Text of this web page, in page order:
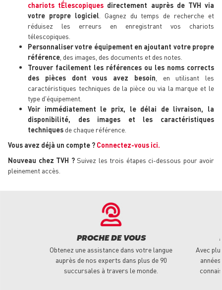
chariots tÉlescopiques directement auprès de TVH via
votre propre logiciel . Gagnez du temps de recherche et
réduisez les erreurs en enregistrant vos chariots
télescopiques.
Personnaliser votre équipement en ajoutant votre propre
référence , des images, des documents et des notes.
Trouver facilement les références ou les noms corrects
des pièces dont vous avez besoin , en utilisant les
caractéristiques techniques de la pièce ou via la marque et le
type d'équipement.
Voir immédiatement le prix, le délai de livraison, la
disponibilité, des images et les caractéristiques
techniques de chaque référence.
Vous avez déjà un compte ? Connectez-vous ici.
Nouveau chez TVH ?Suivez les trois étapes ci-dessous pour avoir
pleinement accès.
PROCHE DE VOUS
Obtenez une assistance dans votre langue
auprès de nos experts dans plus de 90
succursales à travers le monde.
Avec